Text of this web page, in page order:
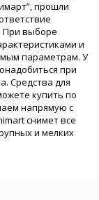
прошли
При выборе
и
параметрам. У
при
Средства для
купить по
напрямую с
снимет все
и мелких